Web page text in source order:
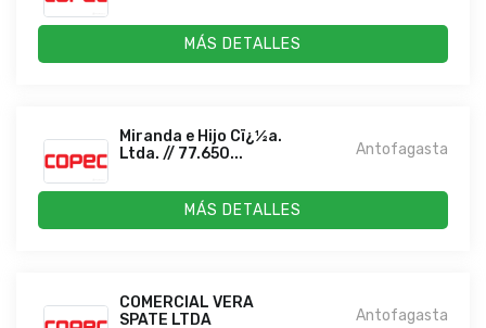
MÁS DETALLES
Miranda e Hijo Cï¿½a.
Ltda. // 77.650...
Antofagasta
MÁS DETALLES
COMERCIAL VERA
SPATE LTDA
Antofagasta